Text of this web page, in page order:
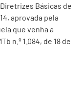
Básicas de
aprovada pela
que venha a
n.º 1.084, de 18 de